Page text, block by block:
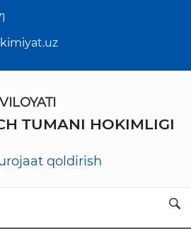
TUMANI HOKIMLIGI
qoldirish
yo'riqnomasi